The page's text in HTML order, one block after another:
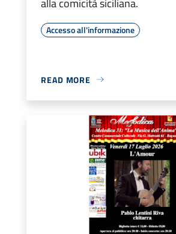
Accesso all'informazione
READ MORE